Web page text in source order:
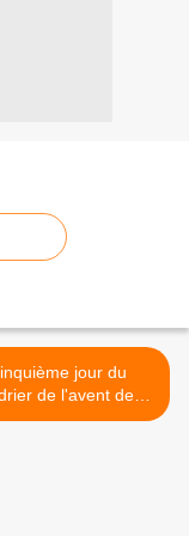
jour du
de l'avent des
éditions usborne🎄 >